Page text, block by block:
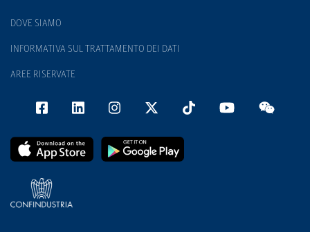
DOVE SIAMO
INFORMATIVA SUL TRATTAMENTO DEI DATI
AREE RISERVATE